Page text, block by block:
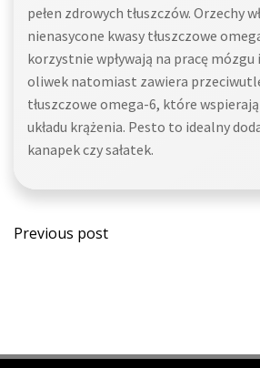
pełen zdrowych tłuszczów. Orzechy
nienasycone kwasy tłuszczowe
korzystnie wpływają na pracę mózgu
oliwek natomiast zawiera
tłuszczowe omega-6, które
układu krążenia. Pesto to idealny
kanapek czy sałatek.
Post
Previous post